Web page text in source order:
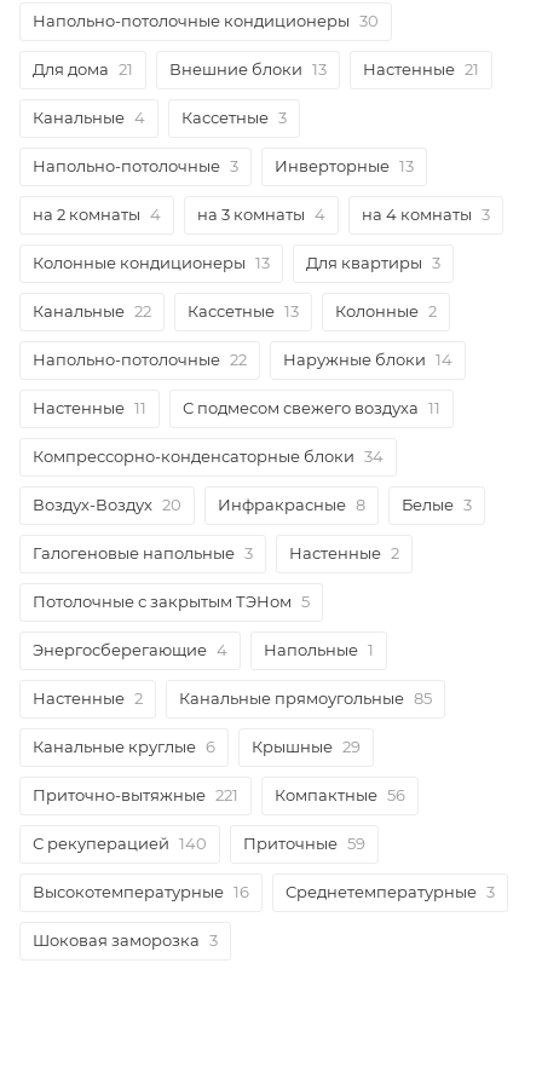
Напольно-потолочные кондиционеры 30
Для дома 21 Внешние блоки 13 Настенные 21
Канальные 4 Кассетные 3
Напольно-потолочные 3 Инверторные 13
на 2 комнаты 4 на 3 комнаты 4 на 4 комнаты 3
Колонные кондиционеры 13 Для квартиры 3
Канальные 22 Кассетные 13 Колонные 2
Напольно-потолочные 22 Наружные блоки 14
Настенные 11 С подмесом свежего воздуха 11
Компрессорно-конденсаторные блоки 34
Воздух-Воздух 20 Инфракрасные 8 Белые 3
Галогеновые напольные 3 Настенные 2
Потолочные с закрытым ТЭНом 5
Энергосберегающие 4 Напольные 1
Настенные 2 Канальные прямоугольные 85
Канальные круглые 6 Крышные 29
Приточно-вытяжные 221 Компактные 56
С рекуперацией 140 Приточные 59
Высокотемпературные 16 Среднетемпературные 3
Шоковая заморозка 3